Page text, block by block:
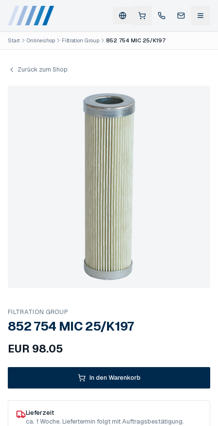
Start Onlineshop Filtration Group 852 754 MIC 25/K197
Zurück zum Shop
FILTRATION GROUP
852 754 MIC 25/K197
EUR 98.05
In den Warenkorb
Lieferzeit
ca. 1 Woche. Liefertermin folgt mit Auftragsbestätigung.